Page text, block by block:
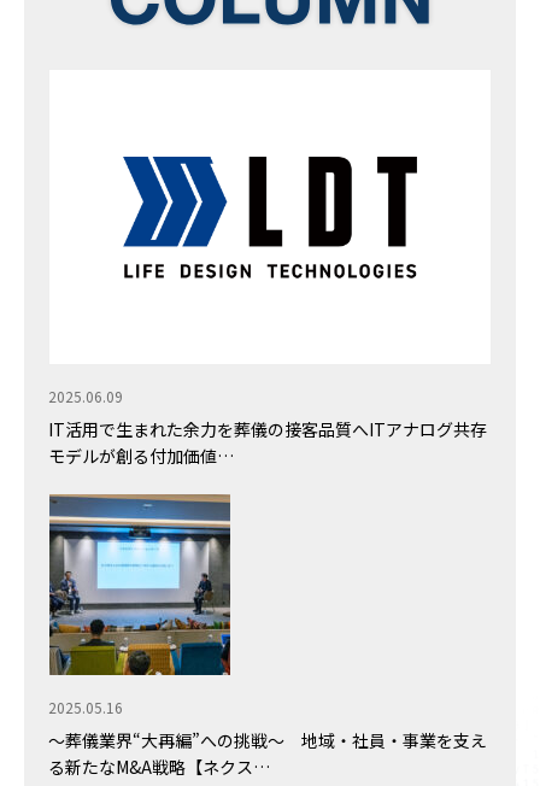
2025.06.09
IT活用で生まれた余力を葬儀の接客品質へ――ITアナログ共存
モデルが創る付加価値…
2025.05.16
～葬儀業界“大再編”への挑戦～ 地域・社員・事業を支え
る新たなM&A戦略【ネクス…